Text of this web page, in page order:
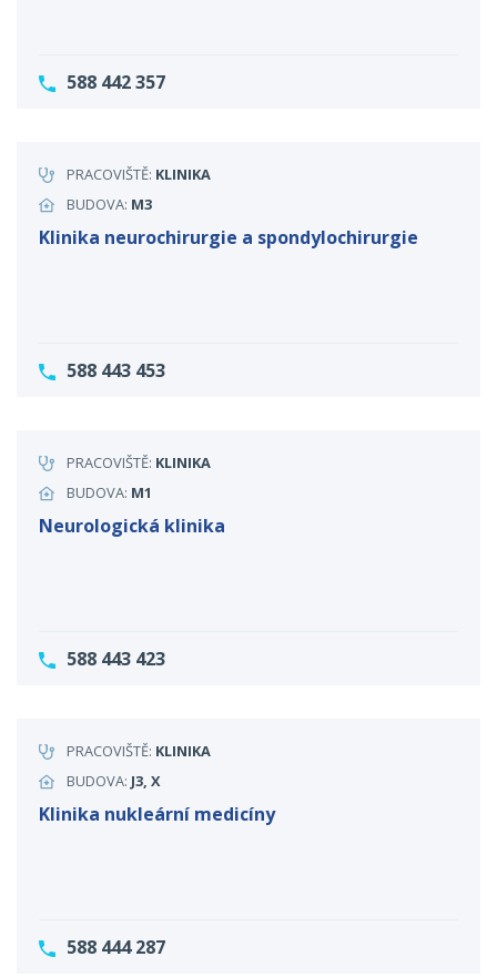
588 442 357
PRACOVIŠTĚ: KLINIKA
BUDOVA: M3
Klinika neurochirurgie a spondylochirurgie
588 443 453
PRACOVIŠTĚ: KLINIKA
BUDOVA: M1
Neurologická klinika
588 443 423
PRACOVIŠTĚ: KLINIKA
BUDOVA: J3, X
Klinika nukleární medicíny
588 444 287